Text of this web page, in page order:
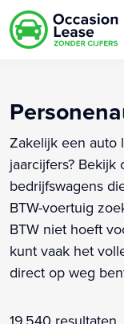
Zakelijk een auto
jaarcijfers? Bekijk
bedrijfswagens
BTW-voertuig
BTW niet hoeft
kunt vaak het
direct op weg